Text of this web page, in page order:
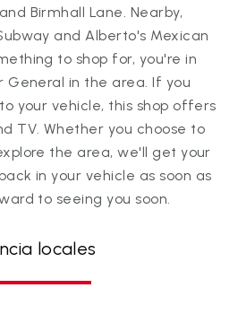
Birmhall Lane. Nearby,
and Alberto's Mexican
to shop for, you're in
General in the area. If you
your vehicle, this shop offers
TV. Whether you choose to
the area, we'll get your
in your vehicle as soon as
to seeing you soon.
locales